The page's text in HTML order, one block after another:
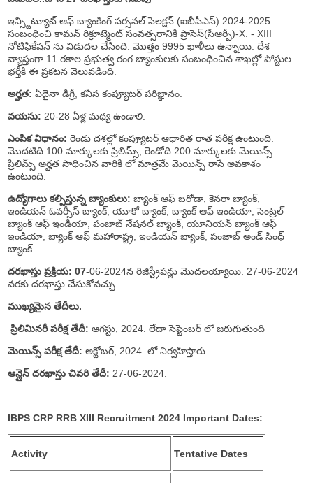
ఇన్స్టిట్యూట్ ఆఫ్ బ్యాంకింగ్ పర్సనల్ సెలక్షన్ (ఐబీపీఎస్) 2024-2025
సంబంధించి కామన్ రిక్రూట్మెంట్ సంవత్సరానికి ప్రాసెస్(సీఆర్పీ)-X. - XIII
నోటిఫికేషన్ ను విడుదల చేసింది. మొత్తం 9995 ఖాళీలు ఉన్నాయి. దేశ
వ్యాప్తంగా 11 రకాల ప్రభుత్వ రంగ బ్యాంకులకు సంబంధించిన శాఖల్లో పోస్టుల
భర్తీకి ఈ ప్రకటన వెలువడింది.
అర్హత: ఏదైనా డిగ్రీ, కనీస కంప్యూటర్ పరిజ్ఞానం.
వయసు: 20-28 ఏళ్ల మధ్య ఉండాలి.
ఎంపిక విధానం: రెండు దశల్లో కంప్యూటర్ ఆధారిత రాత పరీక్ష ఉంటుంది.
మొదటిది 100 మార్కులకు ప్రిలిమ్స్, రెండోది 200 మార్కులకు మెయిన్స్.
ప్రిలిమ్స్ అర్హత సాధించిన వారికి లో మాత్రమే మెయిన్స్ రాసే అవకాశం
ఉంటుంది.
ఉద్యోగాలు కల్పిస్తున్న బ్యాంకులు: బ్యాంక్ ఆఫ్ బరోడా, కెనరా బ్యాంక్,
ఇండియన్ ఓవర్సీస్ బ్యాంక్, యూకో బ్యాంక్, బ్యాంక్ ఆఫ్ ఇండియా, సెంట్రల్
బ్యాంక్ ఆఫ్ ఇండియా, పంజాబ్ నేషనల్ బ్యాంక్, యూనియన్ బ్యాంక్ ఆఫ్
ఇండియా, బ్యాంక్ ఆఫ్ మహారాష్ట్ర, ఇండియన్ బ్యాంక్, పంజాబ్ అండ్ సింధ్
బ్యాంక్.
దరఖాస్తు ప్రక్రియ: 07-06-2024న రిజిస్ట్రేషన్లు మొదలయ్యాయి. 27-06-2024
వరకు దరఖాస్తు చేసుకోవచ్చు.
ముఖ్యమైన తేదీలు.
ప్రిలిమినరీ పరీక్ష తేదీ: ఆగస్టు, 2024. లేదా సెప్టెంబర్ లో జరుగుతుంది
మెయిన్స్ పరీక్ష తేదీ: అక్టోబర్, 2024. లో నిర్వహిస్తారు.
ఆన్లైన్ దరఖాస్తు చివరి తేదీ: 27-06-2024.
IBPS CRP RRB XIII Recruitment 2024 Important Dates:
Activity Tentative Dates